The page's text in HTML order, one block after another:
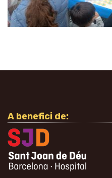
A benefici de: